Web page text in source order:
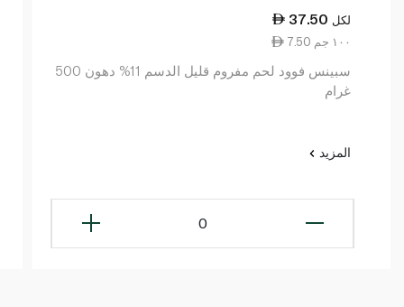
37.50 لكل
7.50 ١٠٠ جم
سبينس فوود لحم مفروم قليل الدسم 11% دهون 500
غرام
المزيد
0